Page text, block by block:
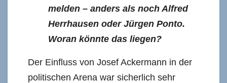
melden – anders als noch Alfred
Herrhausen oder Jürgen Ponto.
Woran könnte das liegen?
Der Einfluss von Josef Ackermann in der
politischen Arena war sicherlich sehr